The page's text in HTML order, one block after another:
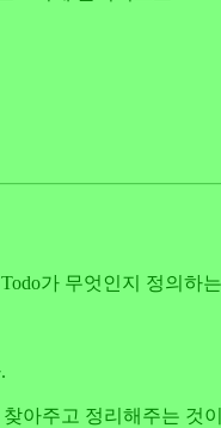
가 무엇인지 정의하
아주고 정리해주는 것